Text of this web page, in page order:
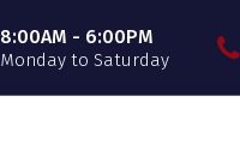
8:00AM - 6:00PM
Monday to Saturday